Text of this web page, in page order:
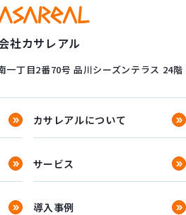
社カサレアル
一丁目2番70号 品川シーズンテラス 24階
カサレアルについて
サービス
導入事例